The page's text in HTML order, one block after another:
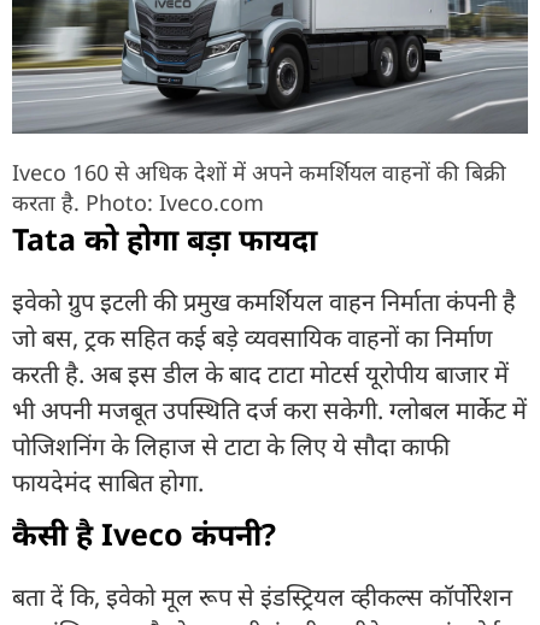
Iveco 160 से अधिक देशों में अपने कमर्शियल वाहनों की बिक्री
करता है. Photo: Iveco.com
Tata को होगा बड़ा फायदा
इवेको ग्रुप इटली की प्रमुख कमर्शियल वाहन निर्माता कंपनी है
जो बस, ट्रक सहित कई बड़े व्यवसायिक वाहनों का निर्माण
करती है. अब इस डील के बाद टाटा मोटर्स यूरोपीय बाजार में
भी अपनी मजबूत उपस्थिति दर्ज करा सकेगी. ग्लोबल मार्केट में
पोजिशनिंग के लिहाज से टाटा के लिए ये सौदा काफी
फायदेमंद साबित होगा.
कैसी है Iveco कंपनी?
बता दें कि, इवेको मूल रूप से इंडस्ट्रियल व्हीकल्स कॉर्पोरेशन